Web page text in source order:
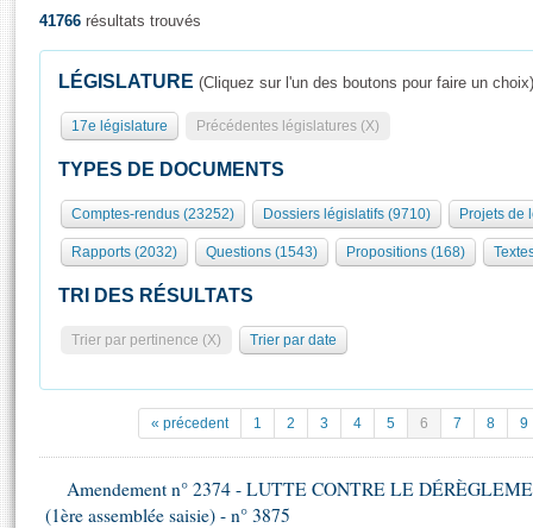
Présidence
577 députés
Groupes politiques
Séance publique
Commissions et autres organes
Europe et International
Pétitions
Projets de loi
Propositions de loi
Rôle et pouvoirs de l'Assemblée
Organisation de l'Assemblée
Présidence Conférence des Présidents Bureau Collège des
Statistiques et chiffres clés
Documents de référence
( Constitution | Règlement de l'Assemblée ... )
Visiter l'Assemblée
Visite virtuelle du palais Bourbon
Assister à une séance
La Bibliothèque
Contacts et plan d'accès
41766 résultats trouvés
LÉGISLATURE (Cliquez sur l'un des boutons pour faire un choix)
17e législature Précédentes législatures (X)
TYPES DE DOCUMENTS
Comptes-rendus (23252) Dossiers législatifs (9710) Projets de
Rapports (2032) Questions (1543) Propositions (168)
TRI DES RÉSULTATS
Trier par pertinence (X) Trier par date
« précedent 1 2 3 4 5 6 7 8 9
Amendement n° 2374 - LUTTE CONTRE LE
(1ère assemblée saisie) - n° 3875